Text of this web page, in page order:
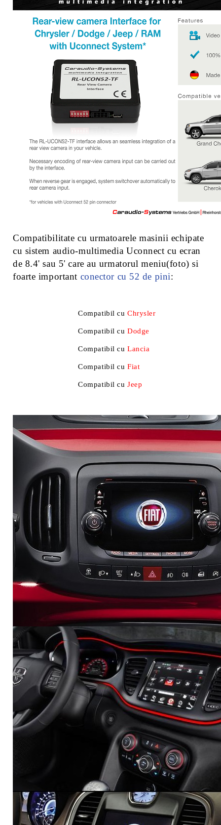
Compatibilitate cu urmatoarele masinii echipate
cu sistem audio-multimedia Uconnect cu ecran
de 8.4' sau 5' care au urmatorul meniu(foto) si
foarte important conector cu 52 de pini:
Compatibil cuChrysler
Compatibil cuDodge
Compatibil cuLancia
Compatibil cuFiat
Compatibil cuJeep